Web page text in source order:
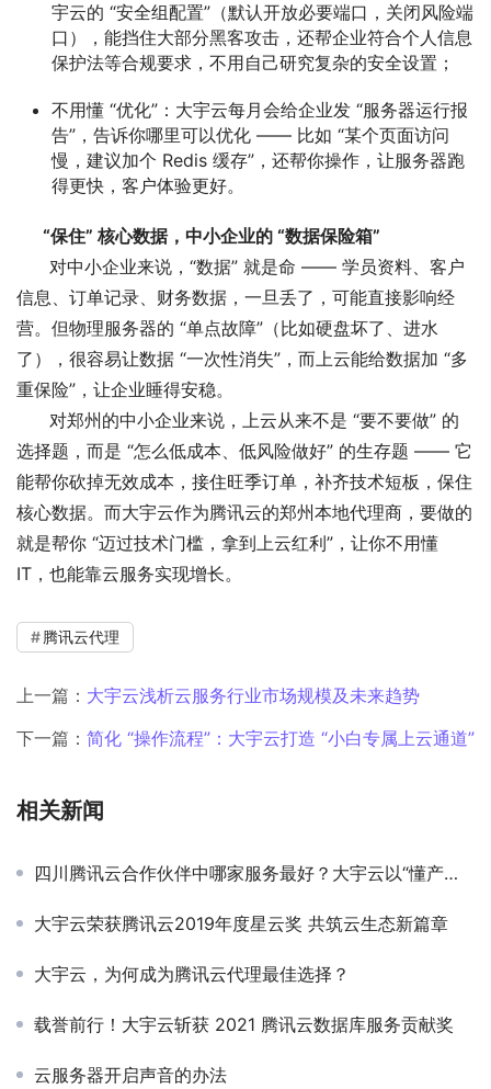
宇云的 “安全组配置”（默认开放必要端口，关闭风险端
口），能挡住大部分黑客攻击，还帮企业符合个人信息
保护法等合规要求，不用自己研究复杂的安全设置；
不用懂 “优化” ：大宇云每月会给企业发 “服务器运行报
告”，告诉你哪里可以优化 —— 比如 “某个页面访问
慢，建议加个 Redis 缓存”，还帮你操作，让服务器跑
得更快，客户体验更好。
“保住” 核心数据，中小企业的 “数据保险箱”
对中小企业来说，“数据” 就是命 —— 学员资料、客户
信息、订单记录、财务数据，一旦丢了，可能直接影响经
营。但物理服务器的 “单点故障”（比如硬盘坏了、进水
了），很容易让数据 “一次性消失”，而上云能给数据加 “多
重保险”，让企业睡得安稳。
对郑州的中小企业来说，上云从来不是 “要不要做” 的
选择题，而是 “怎么低成本、低风险做好” 的生存题 —— 它
能帮你砍掉无效成本，接住旺季订单，补齐技术短板，保住
核心数据。而大宇云作为腾讯云的郑州本地代理商，要做的
就是帮你 “迈过技术门槛，拿到上云红利”，让你不用懂
IT，也能靠云服务实现增长。
腾讯云代理
上一篇： 大宇云浅析云服务行业市场规模及未来趋势
下一篇： 简化 “操作流程”：大宇云打造 “小白专属上云通道”
相关新闻
四川腾讯云合作伙伴中哪家服务最好？大宇云以“懂产品、会定制、能兜底”三大能力领跑
大宇云荣获腾讯云2019年度星云奖 共筑云生态新篇章
大宇云，为何成为腾讯云代理最佳选择？
载誉前行！大宇云斩获 2021 腾讯云数据库服务贡献奖
云服务器开启声音的办法